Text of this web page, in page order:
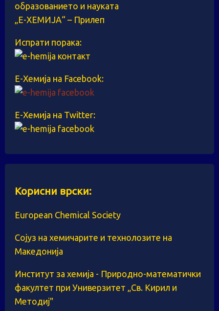
образованието и науката
„Е-ХЕМИЈА“ – Прилеп
Испрати порака:
Е-Хемија на Facebook:
Е-Хемија на Twitter:
Корисни врски:
European Chemical Society
Сојуз на хемичарите и технолозите на
Македонија
Институт за хемија - Природно-математички
факултет при Универзитет „Св. Кирил и
Методиј"